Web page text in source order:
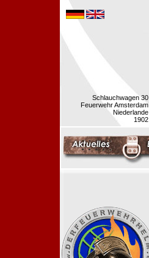
Schlauchwagen 30
Feuerwehr Amsterdam
Niederlande
1902